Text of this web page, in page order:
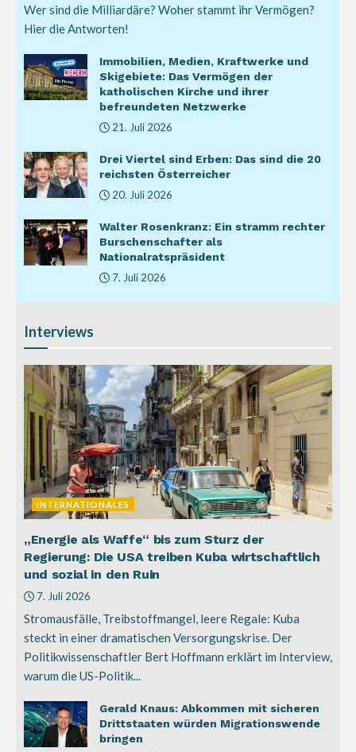
Wer sind die Milliardäre? Woher stammt ihr Vermögen?
Hier die Antworten!
Immobilien, Medien, Kraftwerke und
Skigebiete: Das Vermögen der
katholischen Kirche und ihrer
befreundeten Netzwerke
21. Juli 2026
Drei Viertel sind Erben: Das sind die 20
reichsten Österreicher
20. Juli 2026
Walter Rosenkranz: Ein stramm rechter
Burschenschafter als
Nationalratspräsident
7. Juli 2026
Interviews
INTERNATIONALES
„Energie als Waffe“ bis zum Sturz der
Regierung: Die USA treiben Kuba wirtschaftlich
und sozial in den Ruin
7. Juli 2026
Stromausfälle, Treibstoffmangel, leere Regale: Kuba
steckt in einer dramatischen Versorgungskrise. Der
Politikwissenschaftler Bert Hoffmann erklärt im Interview,
warum die US-Politik...
Gerald Knaus: Abkommen mit sicheren
Drittstaaten würden Migrationswende
bringen